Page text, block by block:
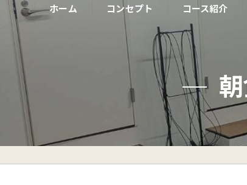
ホーム コンセプト コース紹介
パーソナルコース
初めての方へ